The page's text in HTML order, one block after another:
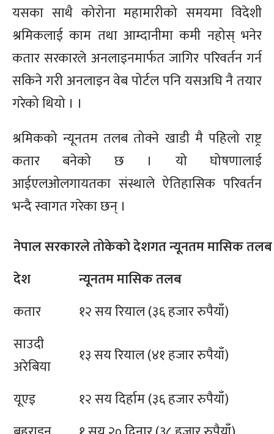
यसका साथै कोरोना महामारीको समयमा विदेशी
श्रमिकलाई काम तथा आम्दानीमा कमी नहोस् भनेर
कतार सरकारले अनलाइनमार्फत जागिर परिवर्तन गर्न
सकिने गरी अनलाइन वेब पोर्टल पनि यसअघि नै तयार
गरेको थियो । ।
श्रमिकको न्यूनतम तलब तोक्ने खाडी मै पहिलो राष्ट्र
कतार बनेको छ । यो घोषणालाई
आईएलओलगायतका संस्थाले ऐतिहासिक परिवर्तन
भन्दै स्वागत गरेका छन् ।
नेपाल सरकारले तोकेको देशगत न्यूनतम मासिक तलब
देश
न्यूनतम मासिक तलब
कतार
१२ सय रियाल (३६ हजार रुपैयाँ)
साउदी
अरेबिया
१३ सय रियाल (४१ हजार रुपैयाँ)
यूएइ
१२ सय दिर्हाम (३६ हजार रुपैयाँ)